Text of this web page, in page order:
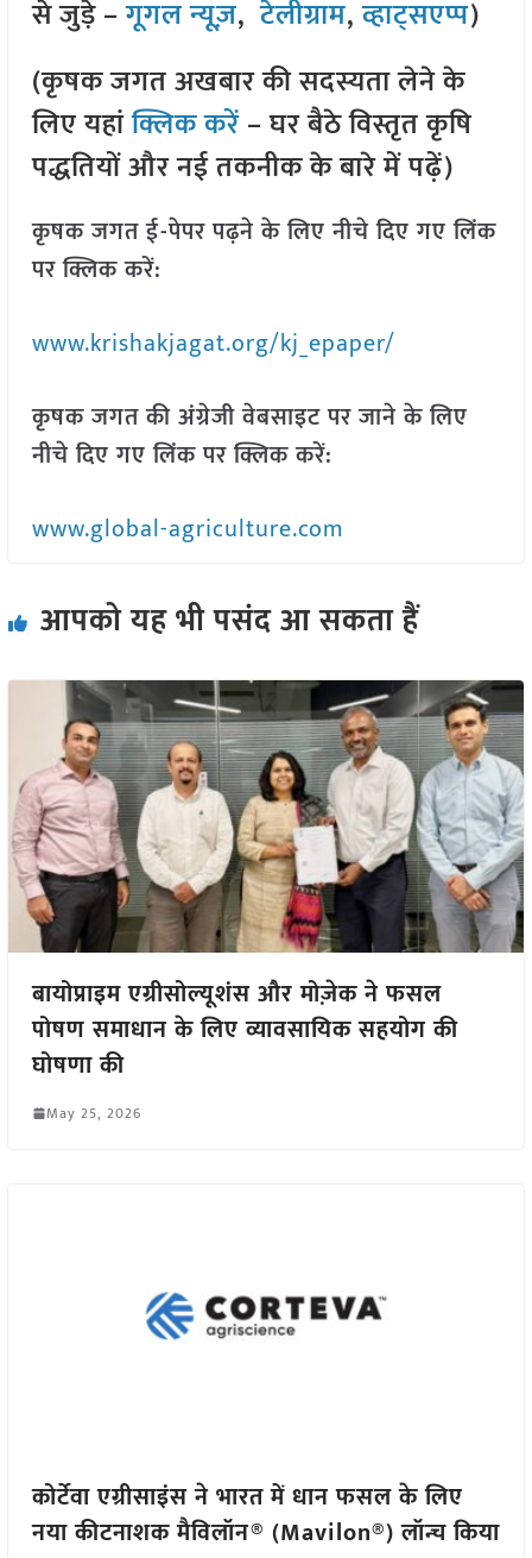
से जुड़े –गूगल न्यूज़,टेलीग्राम,व्हाट्सएप्प)
(कृषक जगत अखबार की सदस्यता लेने के
लिए यहांक्लिक करें– घर बैठे विस्तृत कृषि
पद्धतियों और नई तकनीक के बारे में पढ़ें)
कृषक जगत ई-पेपर पढ़ने के लिए नीचे दिए गए लिंक
पर क्लिक करें:
www.krishakjagat.org/kj_epaper/
कृषक जगत की अंग्रेजी वेबसाइट पर जाने के लिए
नीचे दिए गए लिंक पर क्लिक करें:
www.global-agriculture.com
आपको यह भी पसंद आ सकता हैं
बायोप्राइम एग्रीसोल्यूशंस और मोज़ेक ने फसल
पोषण समाधान के लिए व्यावसायिक सहयोग की
घोषणा की
May 25, 2026
कोर्टेवा एग्रीसाइंस ने भारत में धान फसल के लिए
नया कीटनाशक मैविलॉन® (Mavilon®) लॉन्च किया